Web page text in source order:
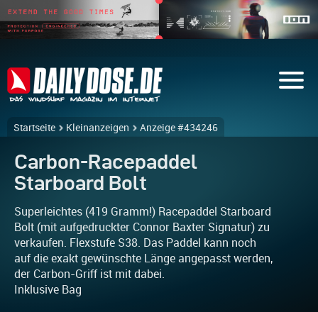
Startseite Kleinanzeigen Anzeige #434246
Carbon-Racepaddel
Starboard Bolt
Superleichtes (419 Gramm!) Racepaddel Starboard
Bolt (mit aufgedruckter Connor Baxter Signatur) zu
verkaufen. Flexstufe S38. Das Paddel kann noch
auf die exakt gewünschte Länge angepasst werden,
der Carbon-Griff ist mit dabei.
Inklusive Bag